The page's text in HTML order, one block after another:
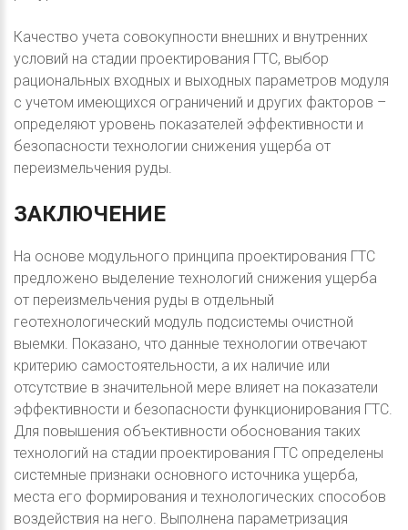
Качество учета совокупности внешних и внутренних
условий на стадии проектирования ГТС, выбор
рациональных входных и выходных параметров модуля
с учетом имеющихся ограничений и других факторов –
определяют уровень показателей эффективности и
безопасности технологии снижения ущерба от
переизмельчения руды.
ЗАКЛЮЧЕНИЕ
На основе модульного принципа проектирования ГТС
предложено выделение технологий снижения ущерба
от переизмельчения руды в отдельный
геотехнологический модуль подсистемы очистной
выемки. Показано, что данные технологии отвечают
критерию самостоятельности, а их наличие или
отсутствие в значительной мере влияет на показатели
эффективности и безопасности функционирования ГТС.
Для повышения объективности обоснования таких
технологий на стадии проектирования ГТС определены
системные признаки основного источника ущерба,
места его формирования и технологических способов
воздействия на него. Выполнена параметризация